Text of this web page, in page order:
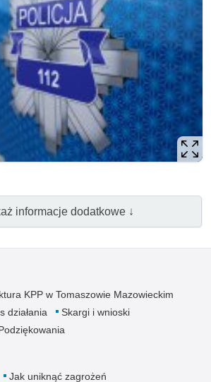
informacje dodatkowe ↓
KPP w Tomaszowie Mazowieckim
działania
Skargi i wnioski
Jak uniknąć zagrożeń